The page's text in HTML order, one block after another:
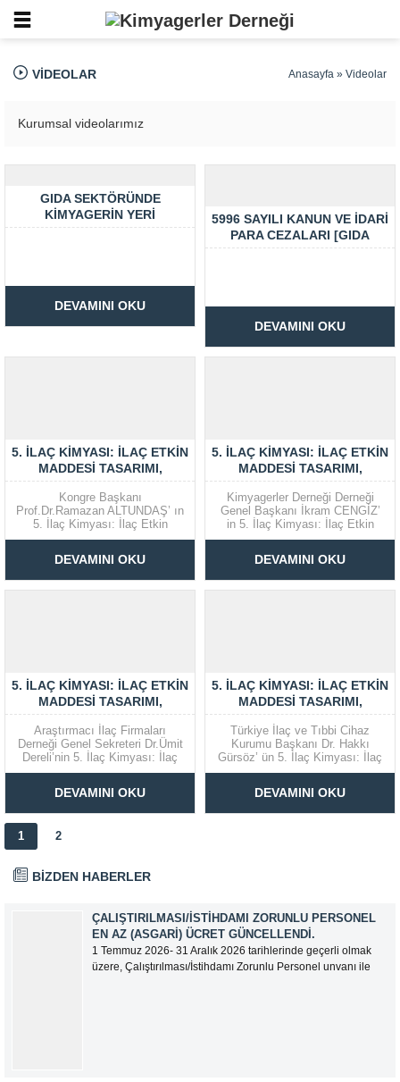
VIDEOLAR Anasayfa » Videolar
Kurumsal videolarımız
GIDA SEKTÖRÜNDE
KIMYAGERIN YERI
DEVAMINI OKU
5996 SAYILI KANUN VE İDARI
PARA CEZALARI [GIDA
SEKTÖRÜ]
DEVAMINI OKU
5. İLAÇ KIMYASI: İLAÇ ETKIN
MADDESI TASARIMI,
SENTEZI, ÜRETIMI VE
STANDARDIZASYONU
KONGRESI AÇILIŞ
KONUŞMALARI
Kongre Başkanı
Prof.Dr.Ramazan ALTUNDAŞ’ ın
5. İlaç Kimyası: İlaç Etkin
Maddesi Tasarımı, Sentezi,
Kongresi açılış Konuşması
DEVAMINI OKU
5. İLAÇ KIMYASI: İLAÇ ETKIN
MADDESI TASARIMI,
SENTEZI, ÜRETIMI VE
STANDARDIZASYONU
KONGRESI AÇILIŞ
KONUŞMALARI
Kimyagerler Derneği Derneği
Genel Başkanı İkram CENGİZ’
in 5. İlaç Kimyası: İlaç Etkin
Maddesi Tasarımı, Sentezi,
Kongresi açılış Konuşması
DEVAMINI OKU
5. İLAÇ KIMYASI: İLAÇ ETKIN
MADDESI TASARIMI,
SENTEZI, ÜRETIMI VE
STANDARDIZASYONU
KONGRESI AÇILIŞ
KONUŞMALARI
Araştırmacı İlaç Firmaları
Derneği Genel Sekreteri Dr.Ümit
Dereli’nin 5. İlaç Kimyası: İlaç
Etkin Maddesi Tasarımı,
Standardizasyonu Kongresi
açılış Konuşması
DEVAMINI OKU
5. İLAÇ KIMYASI: İLAÇ ETKIN
MADDESI TASARIMI,
SENTEZI, ÜRETIMI VE
STANDARDIZASYONU
KONGRESI AÇILIŞ
KONUŞMALARI
Türkiye İlaç ve Tıbbi Cihaz
Kurumu Başkanı Dr. Hakkı
Gürsöz’ ün 5. İlaç Kimyası: İlaç
Etkin Maddesi Tasarımı,
Standardizasyonu Kongresi
açılış Konuşması
DEVAMINI OKU
1 2
BİZDEN HABERLER
ÇALIŞTIRILMASI/İSTIHDAMI ZORUNLU PERSONEL
EN AZ (ASGARI) ÜCRET GÜNCELLENDI.
1 Temmuz 2026- 31 Aralık 2026 tarihlerinde geçerli olmak
üzere, Çalıştırılması/İstihdamı Zorunlu Personel unvanı ile